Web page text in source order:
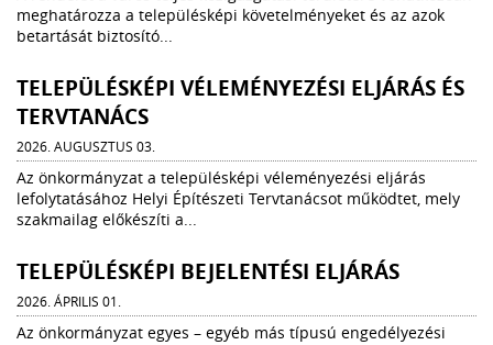
meghatározza a településképi követelményeket és az azok
betartását biztosító...
TELEPÜLÉSKÉPI VÉLEMÉNYEZÉSI ELJÁRÁS ÉS
TERVTANÁCS
2026. AUGUSZTUS 03.
Az önkormányzat a településképi véleményezési eljárás
lefolytatásához Helyi Építészeti Tervtanácsot működtet, mely
szakmailag előkészíti a...
TELEPÜLÉSKÉPI BEJELENTÉSI ELJÁRÁS
2026. ÁPRILIS 01.
Az önkormányzat egyes – egyéb más típusú engedélyezési